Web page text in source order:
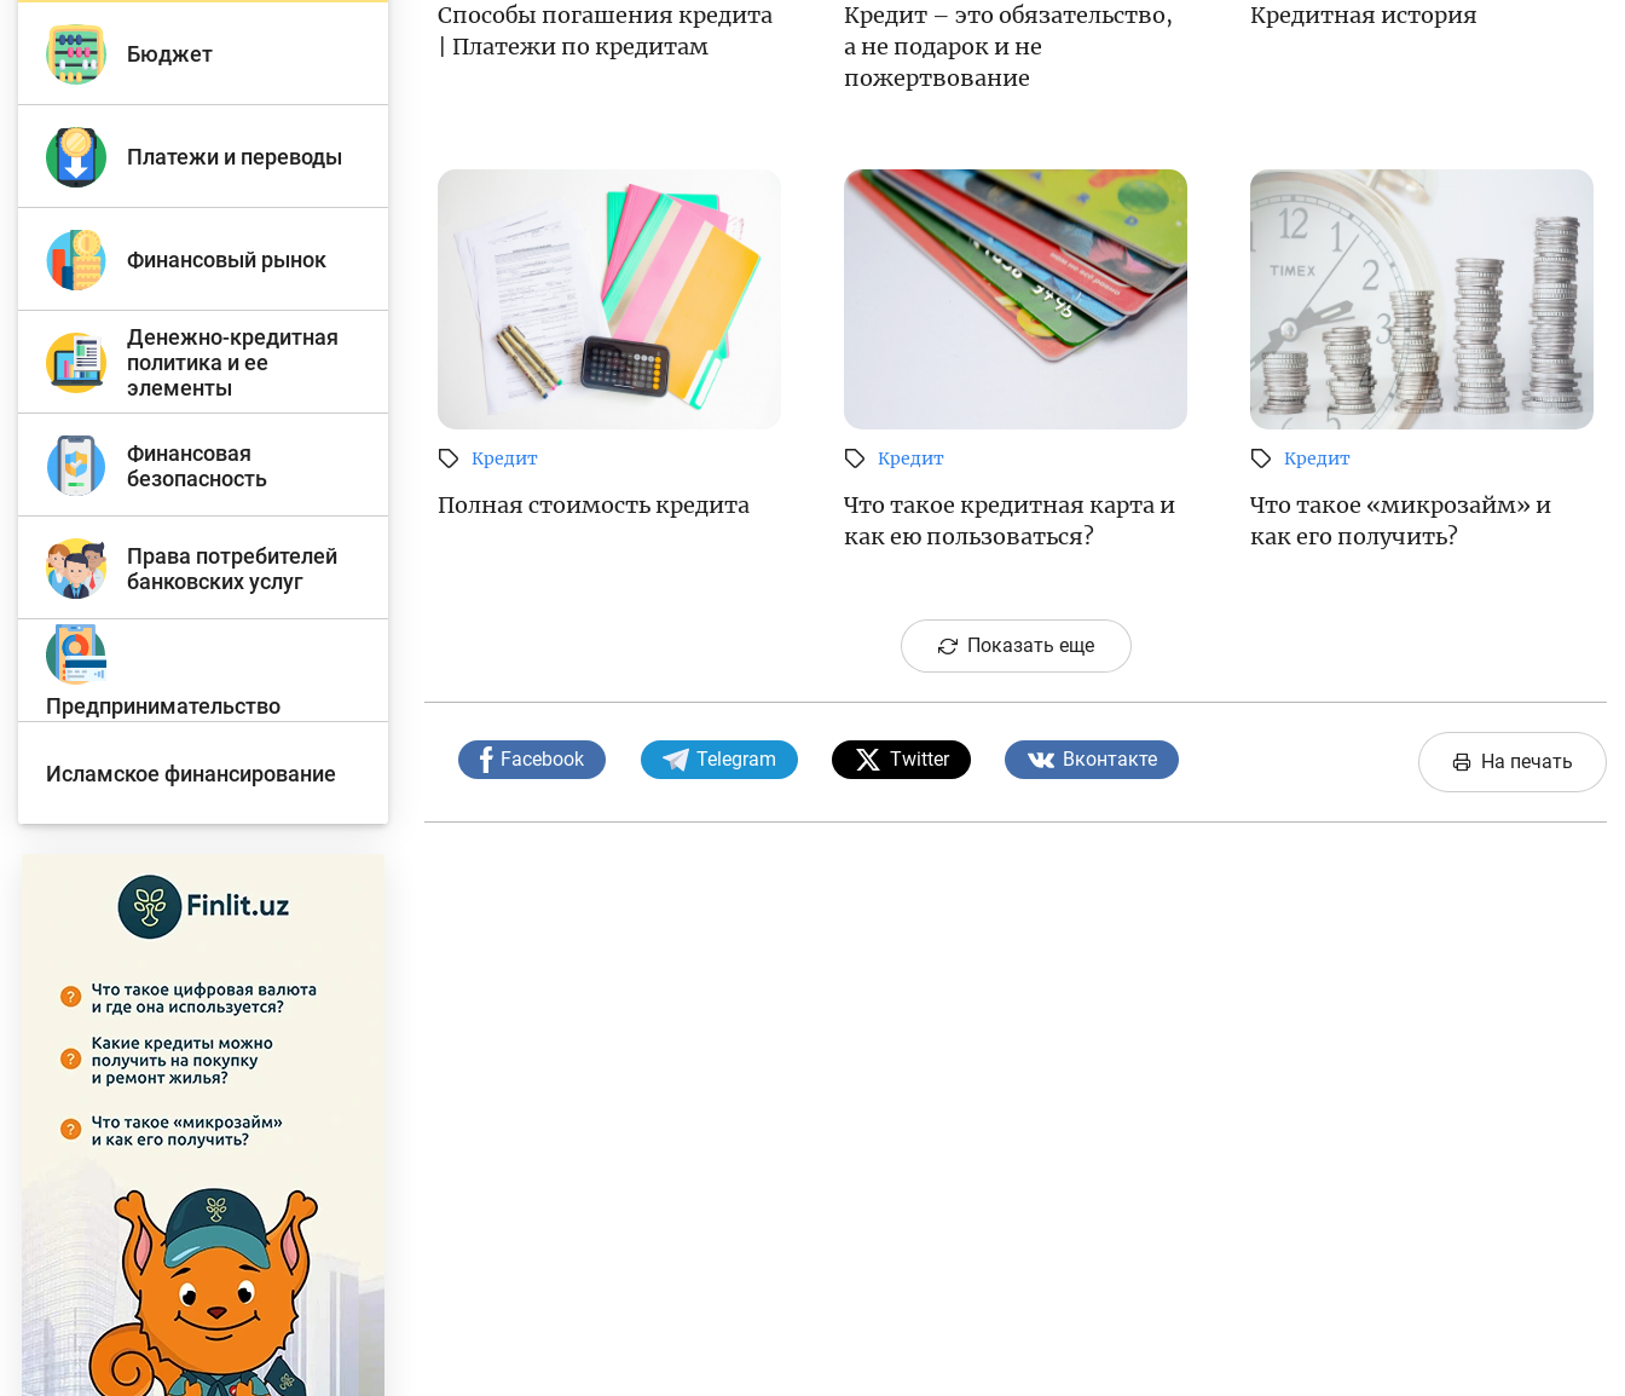
Предпринимательство
финансирование
Бюджет
Платежи и переводы
Финансовый рынок
Денежно-кредитная
политика и ее
элементы
Финансовая
безопасность
Права потребителей
банковских услуг
Предпринимательство
Исламское финансирование
Способы погашения кредита
| Платежи по кредитам
Кредит – это обязательство,
а не подарок и не
пожертвование
Кредитная история
Кредит
Полная стоимость кредита
Кредит
Что такое кредитная карта и
как ею пользоваться?
Кредит
Что такое «микрозайм» и
как его получить?
Показать еще
Facebook Telegram Twitter Вконтакте На печать